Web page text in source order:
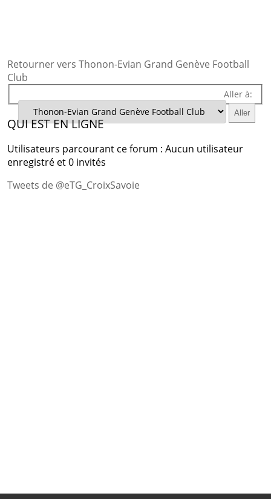
Retourner vers Thonon-Evian Grand Genève Football
Club
Aller à:
QUI EST EN LIGNE
Utilisateurs parcourant ce forum : Aucun utilisateur
enregistré et 0 invités
Tweets de @eTG_CroixSavoie